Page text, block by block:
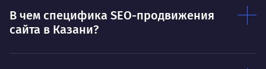
В чем специфика SEO-продвижения
сайта в Казани?